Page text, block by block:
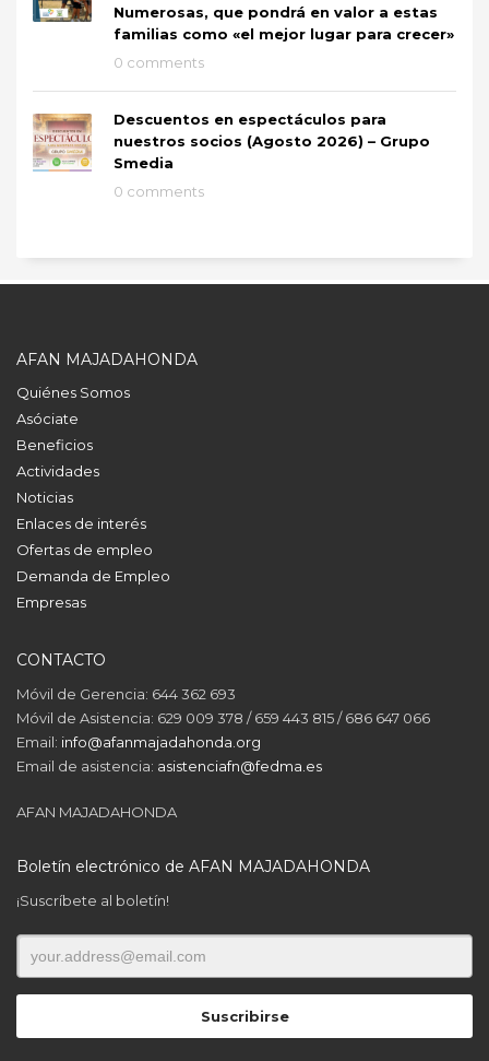
Numerosas, que pondrá en valor a estas
familias como «el mejor lugar para crecer»
0 comments
Descuentos en espectáculos para
nuestros socios (Agosto 2026) – Grupo
Smedia
0 comments
AFAN MAJADAHONDA
Quiénes Somos
Asóciate
Beneficios
Actividades
Noticias
Enlaces de interés
Ofertas de empleo
Demanda de Empleo
Empresas
CONTACTO
Móvil de Gerencia: 644 362 693
Móvil de Asistencia: 629 009 378 / 659 443 815 / 686 647 066
Email: info@afanmajadahonda.org
Email de asistencia: asistenciafn@fedma.es
AFAN MAJADAHONDA
Boletín electrónico de AFAN MAJADAHONDA
¡Suscríbete al boletín!